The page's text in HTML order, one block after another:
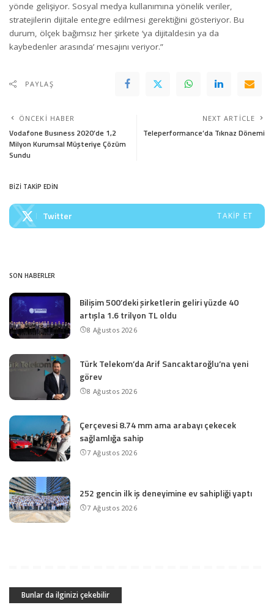
yönde gelişiyor. Sosyal medya kullanımına yönelik veriler,
stratejilerin dijitale entegre edilmesi gerektiğini gösteriyor. Bu
durum, ölçek bağımsız her şirkete ‘ya dijitaldesin ya da
kaybedenler arasında’ mesajını veriyor.”
PAYLAŞ
ÖNCEKI HABER
Vodafone Busıness 2020’de 1,2
Milyon Kurumsal Müşteriye Çözüm
Sundu
NEXT ARTICLE
Teleperformance’da Tıknaz Dönemi
BİZİ TAKİP EDİN
Twitter TAKIP ET
SON HABERLER
Bilişim 500’deki şirketlerin geliri yüzde 40
artışla 1.6 trilyon TL oldu
8 Ağustos 2026
Türk Telekom’da Arif Sancaktaroğlu’na yeni
görev
8 Ağustos 2026
Çerçevesi 8.74 mm ama arabayı çekecek
sağlamlığa sahip
7 Ağustos 2026
252 gencin ilk iş deneyimine ev sahipliği yaptı
7 Ağustos 2026
Bunlar da ilginizi çekebilir